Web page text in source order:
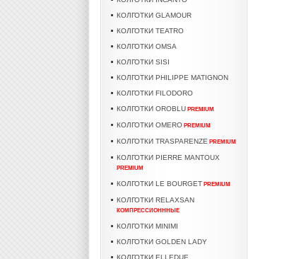
КОЛГОТКИ GLAMOUR
КОЛГОТКИ TEATRO
КОЛГОТКИ OMSA
КОЛГОТКИ SISI
КОЛГОТКИ PHILIPPE MATIGNON
КОЛГОТКИ FILODORO
КОЛГОТКИ OROBLU PREMIUM
КОЛГОТКИ OMERO PREMIUM
КОЛГОТКИ TRASPARENZE PREMIUM
КОЛГОТКИ PIERRE MANTOUX
PREMIUM
КОЛГОТКИ LE BOURGET PREMIUM
КОЛГОТКИ RELAXSAN
КОМПРЕССИОНННЫЕ
КОЛГОТКИ MINIMI
КОЛГОТКИ GOLDEN LADY
КОЛГОТКИ ELLEDUE